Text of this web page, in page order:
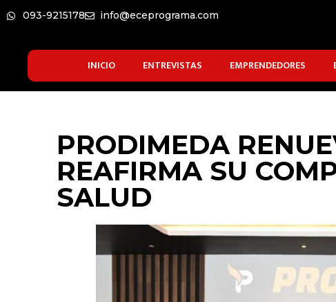
093-9215178 info@eceprograma.com
INICIO ENTREVISTAS EMPRENDEDORES
PRODIMEDA
REAFIRMA SU
SALUD